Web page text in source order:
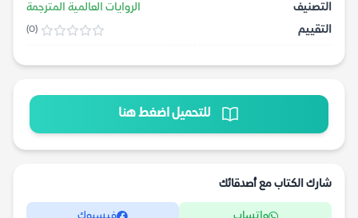
التصنيف
الروايات العالمية المترجمة
التقييم
(0)
للتحميل اضغط هنا
شارك الكتاب مع أصدقائك